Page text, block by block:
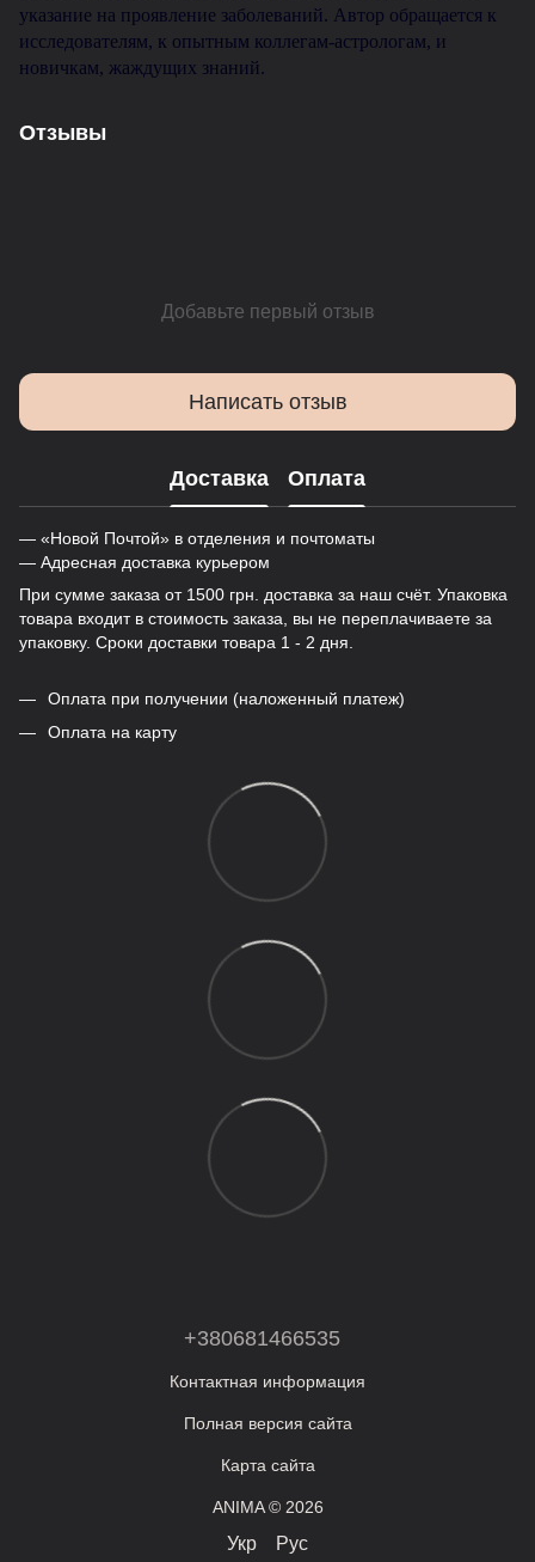
указание на проявление заболеваний. Автор обращается к
исследователям, к опытным коллегам-астрологам, и
новичкам, жаждущих знаний.
Отзывы
Добавьте первый отзыв
Написать отзыв
Доставка Оплата
— «Новой Почтой» в отделения и почтоматы
— Адресная доставка курьером
При сумме заказа от 1500 грн. доставка за наш счёт. Упаковка
товара входит в стоимость заказа, вы не переплачиваете за
упаковку. Сроки доставки товара 1 - 2 дня.
Оплата при получении (наложенный платеж)
Оплата на карту
+380681466535
Контактная информация
Полная версия сайта
Карта сайта
ANIMA © 2026
Укр Рус